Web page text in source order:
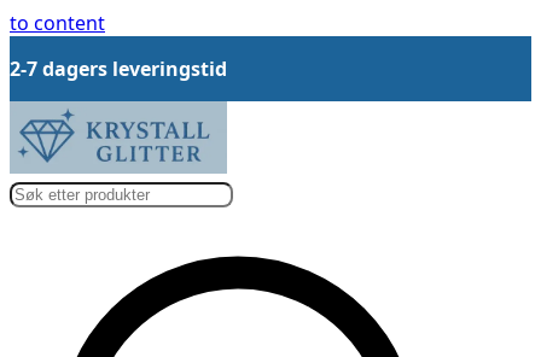
to content
2-7 dagers leveringstid